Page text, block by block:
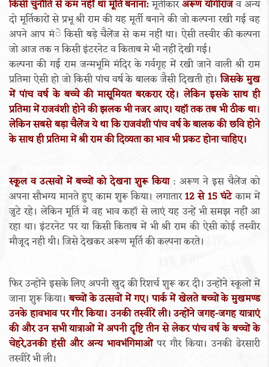
किसी चुनौति से कम नहीं था मूर्ति बनाना:मूर्तीकारअरूण योगीराजव अन्य
दो मूर्तिकारों से प्रभू श्री राम की यह मूर्ती बनाने की जो कल्पना रखी गई वह
अपने आप मंे किसी बड़े चैलेंज से कम नहीं था। ऐसी तस्वीर की कल्पना
जो आज तक न किसी इंटरनेट व किताब मे भी नहीं देखी गई।
कल्पना की गई राम जन्मभूमि मंदिर के गर्वगृह में रखी जाने वाली श्री राम
प्रतिमा ऐसी हो जो किसी पांच वर्ष के बालक जैसी दिखती हो।जिसके मुख
में पांच वर्ष के बच्चे की मासूमियत बरकरार रहे। लेकिन इसके साथ ही
प्रतिमा में राजवंशी होने की झलक भी नजर आए। यहॉ तक तब भी ठीक था।
लेकिन सबसे बड़ा चैलेंज ये था कि राजवंशी पांच वर्ष के बालक की छवि होने
के साथ ही प्रतिमा में श्री राम की दिव्यता का भाव भी प्रकट होना चाहिए।
स्कूल व उत्सवों में बच्चों को देखना शुरू किया: अरूण ने इस चैलेंज को
अपना सौभग्य मानते हुए काम शुरू किया। लगातार12 से 15 घंटेकाम में
जुटे रहे। लेकिन मूर्ति में वह भाव कहॉ से लाएं यह उन्हें भी समझ नहीं आ
रहा था। इंटरनेट पर या किसी किताब में भी श्री राम की ऐसी कोई तस्वीर
मौजूद नही थी। जिसे देखकर अरूण मूर्ति की कल्पना करते।
फिर उन्होंने इसके लिए अपनी खुद की रिशर्च शुरू कर दी। उन्होंने स्कूलों में
जाना शुरू किया।बच्चों के उत्सवों में गए। पार्क में खेलते बच्चों के मुखमण्ड
उनके हावभाव पर गौर किया। उनकी तस्वीरें ली। उन्होंने जगह-जगह यात्राएं
की और उन सभी यात्राओं में अपनी दृष्टि तीन से लेकर पांच वर्ष के बच्चों के
चेहरे,उनकी हंसी और अन्य भावभंगिमाओंपर गौर किया। उनकी ढेरसारी
तस्वीरें भी ली।